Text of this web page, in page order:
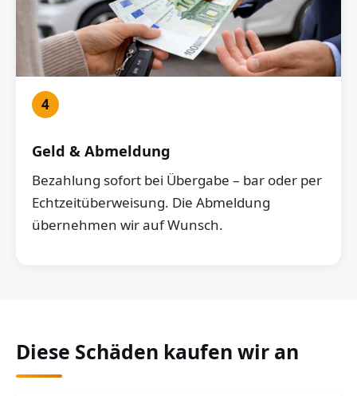
4
Geld & Abmeldung
Bezahlung sofort bei Übergabe – bar oder per
Echtzeitüberweisung. Die Abmeldung
übernehmen wir auf Wunsch.
Diese Schäden kaufen wir an